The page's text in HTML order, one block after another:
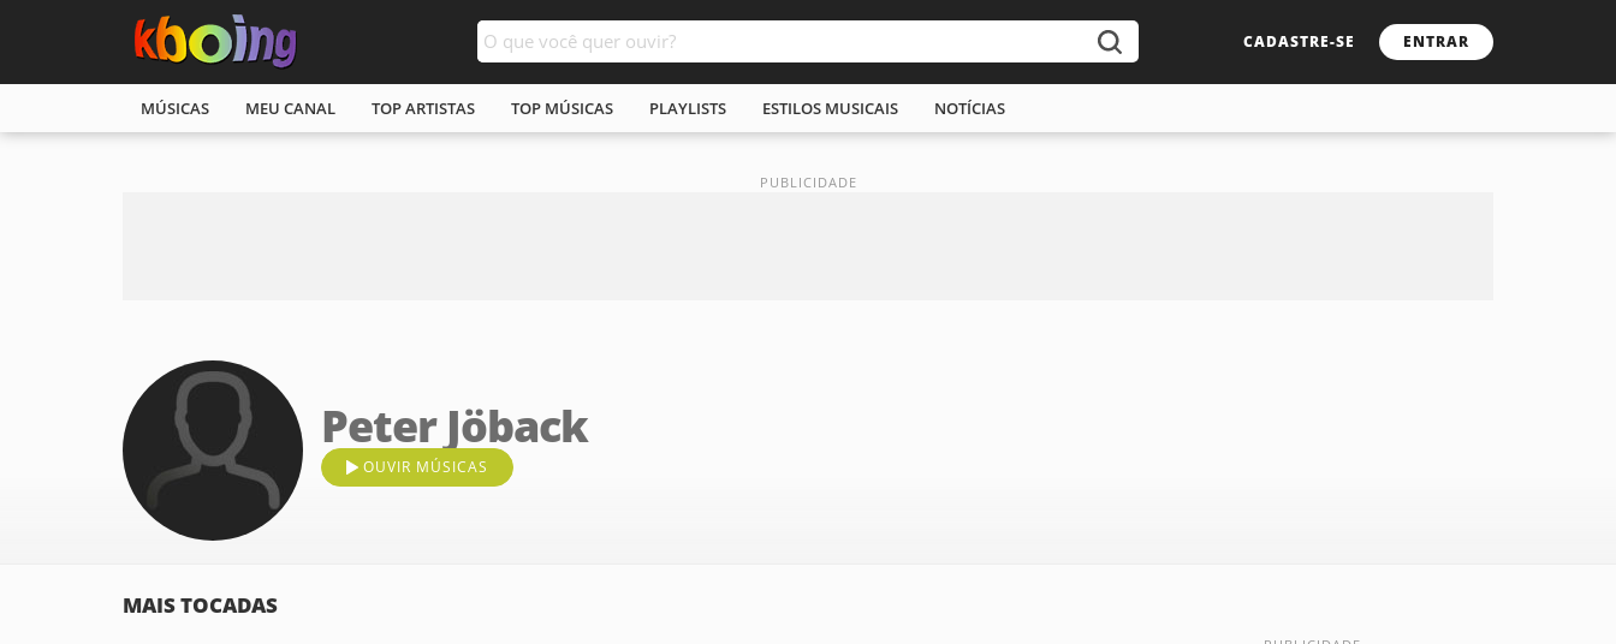
CADASTRE-SE ENTRAR
MÚSICAS MEU CANAL TOP ARTISTAS TOP MÚSICAS PLAYLISTS ESTILOS MUSICAIS NOTÍCIAS
Peter Jöback
OUVIR MÚSICAS
MAIS TOCADAS